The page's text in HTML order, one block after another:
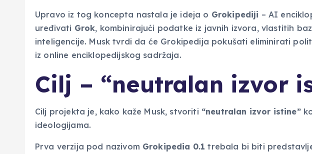
Upravo iz tog koncepta nastala je ideja o Grokipediji – AI
uređivati Grok, kombinirajući podatke iz javnih izvora, vlastitih
inteligencije. Musk tvrdi da će Grokipedija pokušati eliminirati
iz online enciklopedijskog sadržaja.
Cilj – “neutralan izvor
Cilj projekta je, kako kaže Musk, stvoriti “neutralan izvor istine”
ideologijama.
Prva verzija pod nazivom Grokipedia 0.1 trebala bi biti